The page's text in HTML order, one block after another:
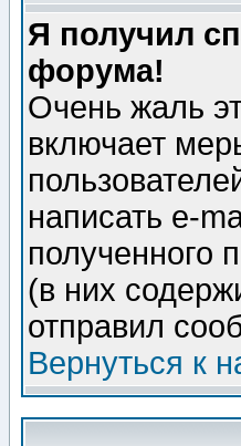
Я получил
форума!
Очень жаль
включает
написать e-
полученного
(в них
отправил
Вернуться к